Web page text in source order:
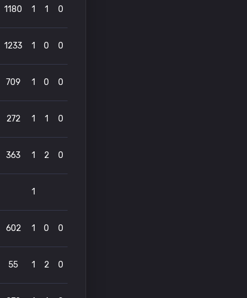
1180 1 1 0
1233 1 0 0
709 1 0 0
272 1 1 0
363 1 2 0
1
602 1 0 0
55 1 2 0